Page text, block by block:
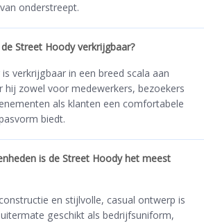
onderstreept.
Street Hoody verkrijgbaar?
verkrijgbaar in een breed scala aan
hij zowel voor medewerkers, bezoekers
als klanten een comfortabele
biedt.
is de Street Hoody het meest
en stijlvolle, casual ontwerp is
geschikt als bedrijfsuniform,